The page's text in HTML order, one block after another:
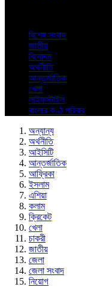
বিশেষ সংবাদ
জাতীয়
বিনোদন
অর্থনীতি
আন্তর্জাতিক
খেলা
লাইফস্টাইল
বাংলার কণ্ঠ পরিবার
অন্যান্য
অর্থনীতি
আইসিটি
আন্তর্জাতিক
আফ্রিকা
ইসলাম
এশিয়া
কলাম
ক্রিকেট
খেলা
চাকরী
জাতীয়
জেলা
জেলা সংবাদ
নিয়োগ